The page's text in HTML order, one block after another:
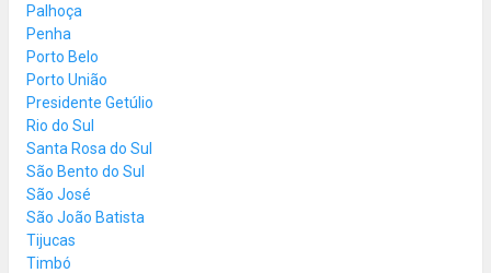
Palhoça
Penha
Porto Belo
Porto União
Presidente Getúlio
Rio do Sul
Santa Rosa do Sul
São Bento do Sul
São José
São João Batista
Tijucas
Timbó